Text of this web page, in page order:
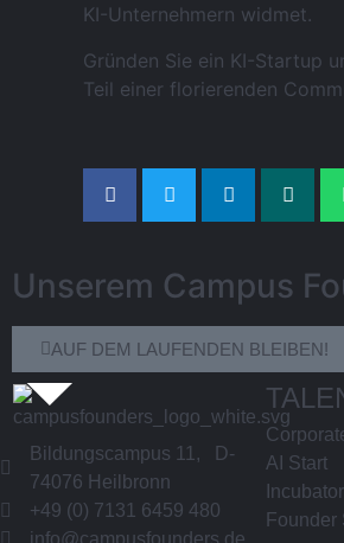
KI-Unternehmern widmet.
Gründen Sie ein KI-Startup
Teil einer florierenden
Unserem Campus
AUF DEM LAUFENDEN BLEIBEN!
Bildungscampus 11, D-
74076 Heilbronn
+49 (0) 7131 6459 480
info@campusfounders.de
AI Start
Incubator
Founder